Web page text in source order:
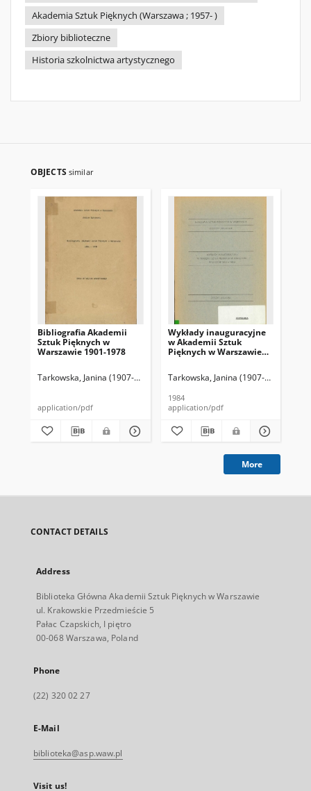
Akademia Sztuk Pięknych (Warszawa ; 1957- )
Zbiory biblioteczne
Historia szkolnictwa artystycznego
OBJECTS similar
Bibliografia Akademii
Sztuk Pięknych w
Warszawie 1901-1978
Tarkowska, Janina (1907-1993) Akademia Sztuk Pięknych (Warszawa ;
application/pdf
Wykłady inauguracyjne
w Akademii Sztuk
Pięknych w Warszawie
Tarkowska, Janina (1907-1993)
1984
application/pdf
More
CONTACT DETAILS
Address
Biblioteka Główna Akademii Sztuk Pięknych w Warszawie
ul. Krakowskie Przedmieście 5
Pałac Czapskich, I piętro
00-068 Warszawa, Poland
Phone
(22) 320 02 27
E-Mail
biblioteka@asp.waw.pl
Visit us!